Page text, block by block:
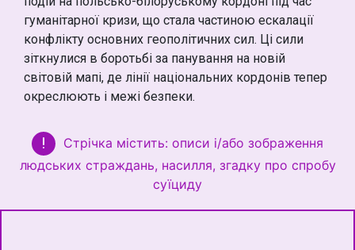
гуманітарної кризи, що стала частиною ескалації
конфлікту основних геополітичних сил. Ці сили
зіткнулися в боротьбі за панування на новій
світовій мапі, де лінії національних кордонів тепер
окреслюють і межі безпеки.
Стрічка містить: описи і/або зображення
людських страждань, насилля, згадку про спробу
суїциду